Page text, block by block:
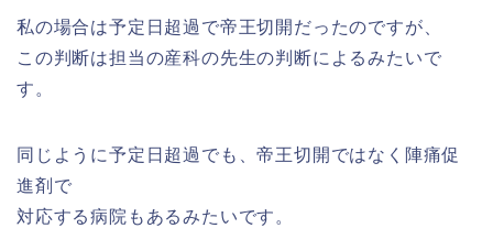
私の場合は予定日超過で帝王切開だったのですが、
この判断は担当の産科の先生の判断によるみたいで
す。
同じように予定日超過でも、帝王切開ではなく陣痛促
進剤で
対応する病院もあるみたいです。